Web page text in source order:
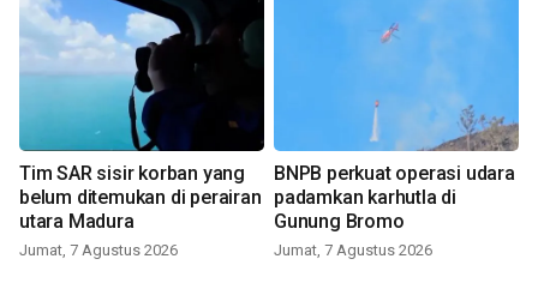
Tim SAR sisir korban yang
belum ditemukan di perairan
utara Madura
Jumat, 7 Agustus 2026
BNPB perkuat operasi udara
padamkan karhutla di
Gunung Bromo
Jumat, 7 Agustus 2026